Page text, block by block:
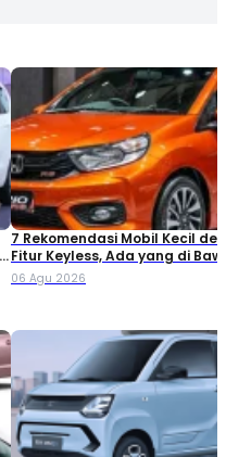
7 Rekomendasi Mobil Kecil
Fitur Keyless, Ada yang di
Rp80 Juta!
06 Agu 2026